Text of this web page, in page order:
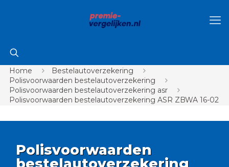
Home
Bestelautoverzekering
Polisvoorwaarden bestelautoverzekering
Polisvoorwaarden bestelautoverzekering asr
Polisvoorwaarden bestelautoverzekering ASR ZBWA 16-02
Polisvoorwaarden